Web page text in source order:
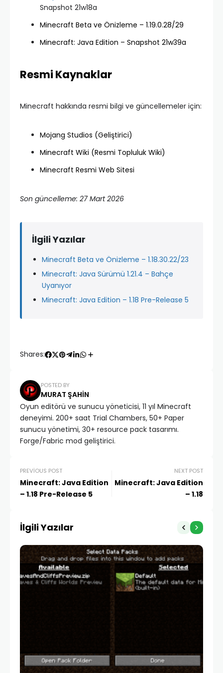
Snapshot 21w18a
Minecraft Beta ve Önizleme – 1.19.0.28/29
Minecraft: Java Edition – Snapshot 21w39a
Resmi Kaynaklar
Minecraft hakkında resmi bilgi ve güncellemeler için:
Mojang Studios (Geliştirici)
Minecraft Wiki (Resmi Topluluk Wiki)
Minecraft Resmi Web Sitesi
Son güncelleme: 27 Mart 2026
İlgili Yazılar
Minecraft Beta ve Önizleme – 1.18.30.22/23
Minecraft: Java Sürümü 1.21.4 – Bahçe
Uyanıyor
Minecraft: Java Edition – 1.18 Pre-Release 5
Shares:
POSTED BY
MURAT ŞAHIN
Oyun editörü ve sunucu yöneticisi, 11 yıl Minecraft
deneyimi. 200+ saat Trial Chambers, 50+ Paper
sunucu yönetimi, 30+ resource pack tasarımı.
Forge/Fabric mod geliştirici.
PREVIOUS POST
Minecraft: Java Edition
– 1.18 Pre-Release 5
NEXT POST
Minecraft: Java Edition
– 1.18
İlgili Yazılar